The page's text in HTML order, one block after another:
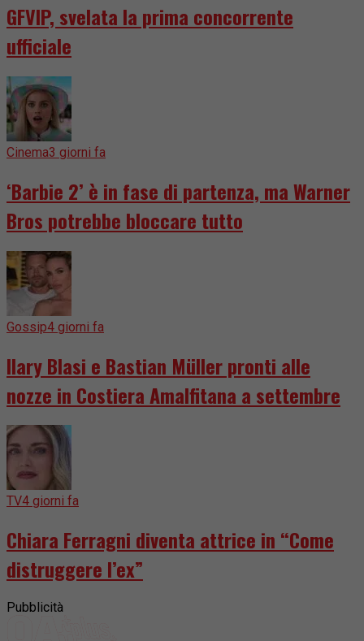
GFVIP, svelata la prima concorrente
ufficiale
Cinema3 giorni fa
‘Barbie 2’ è in fase di partenza, ma Warner
Bros potrebbe bloccare tutto
Gossip4 giorni fa
Ilary Blasi e Bastian Müller pronti alle
nozze in Costiera Amalfitana a settembre
TV4 giorni fa
Chiara Ferragni diventa attrice in “Come
distruggere l’ex”
Pubblicità